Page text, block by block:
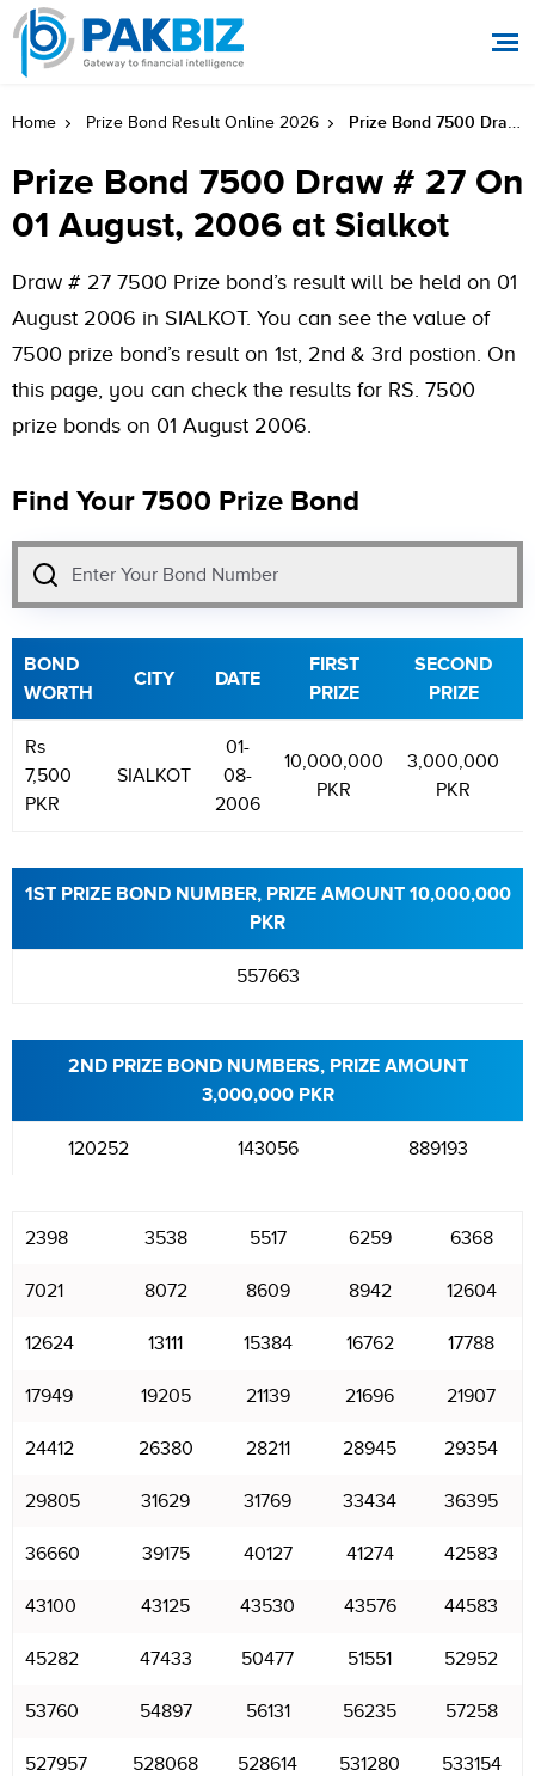
Home Prize Bond Result Online 2026 Prize Bond 7500 Draw # 27 On 01 August, 2006 At Sialkot
Prize Bond 7500 Draw # 27 On
01 August, 2006 at Sialkot
Draw # 27 7500 Prize bond’s result will be held on 01
August 2006 in SIALKOT. You can see the value of
7500 prize bond’s result on 1st, 2nd & 3rd postion. On
this page, you can check the results for RS. 7500
prize bonds on 01 August 2006.
Find Your 7500 Prize Bond
BOND
WORTH
CITY DATE
FIRST
PRIZE
SECOND
PRIZE
Rs
7,500
PKR
SIALKOT
01-
08-
2006
10,000,000
PKR
3,000,000
PKR
1ST PRIZE BOND NUMBER, PRIZE AMOUNT 10,000,000
PKR
557663
2ND PRIZE BOND NUMBERS, PRIZE AMOUNT
3,000,000 PKR
120252 143056 889193
2398 3538 5517 6259 6368
7021 8072 8609 8942 12604
12624 13111 15384 16762 17788
17949 19205 21139 21696 21907
24412 26380 28211 28945 29354
29805 31629 31769 33434 36395
36660 39175 40127 41274 42583
43100 43125 43530 43576 44583
45282 47433 50477 51551 52952
53760 54897 56131 56235 57258
527957 528068 528614 531280 533154